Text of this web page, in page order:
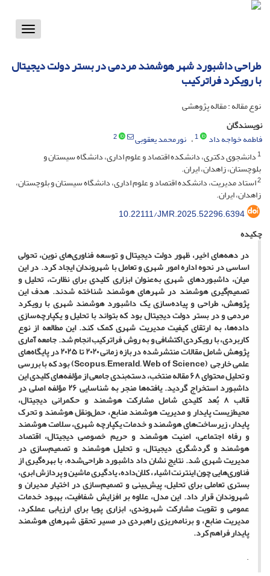
Toggle
طراحی داشبورد شهر هوشمند مردمی در بستر دولت دیجیتال
با رویکرد فراترکیب
نوع مقاله : مقاله پژوهشی
نویسندگان
فاطمه خواجه داد
1 نورمحمد یعقوبی
2
1دانشجوی دکتری، دانشکده اقتصاد و علوم اداری، دانشگاه سیستان و
بلوچستان، زاهدان، ایران.
2استاد مدیریت، دانشکده اقتصاد و علوم اداری، دانشگاه سیستان و بلوچستان،
زاهدان، ایران.
10.22111/JMR.2025.52296.6394
چکیده
در دهه‌های اخیر، ظهور دولت دیجیتال و توسعه فناوری‌های نوین، تحولی
اساسی در نحوه اداره امور شهری و تعامل با شهروندان ایجاد کرد. در این
میان، داشبوردهای شهری به‌عنوان ابزاری کلیدی برای نظارت، تحلیل و
تصمیم‌گیری هوشمند در شهرهای هوشمند شناخته شدند. هدف این
پژوهش، طراحی و پیاده‌سازی یک داشبورد هوشمند شهری با رویکرد
مردمی و در بستر دولت دیجیتال بود که بتواند با تحلیل و یکپارچه‌سازی
داده‌ها، به ارتقای کیفیت مدیریت شهری کمک کند. این مطالعه از نوع
کاربردی، با رویکردی اکتشافی و به روش فراترکیب انجام شد. جامعه آماری
پژوهش شامل مقالات منتشرشده در بازه زمانی۲۰۲۰تا۲۰۲۵در پایگاه‌های
علمی خارجی(Scopus, Emerald, Web of Science) بود که با بررسی
و تحلیل محتوای۶۸مقاله منتخب، دسته‌بندی جامعی از مؤلفه‌های کلیدی این
داشبورد استخراج گردید. یافته‌ها منجر به شناسایی۲۶مؤلفه اصلی در
قالب۸ بُعد کلیدی شامل مشارکت هوشمند و حکمرانی دیجیتال،
محیط‌زیست پایدار و مدیریت هوشمند منابع، حمل‌ونقل هوشمند و تحرک
پایدار، زیرساخت‌های هوشمند و خدمات یکپارچه شهری، سلامت هوشمند
و رفاه اجتماعی، امنیت هوشمند و حریم خصوصی دیجیتال، اقتصاد
هوشمند و گردشگری دیجیتال، و تحلیل هوشمند و تصمیم‌سازی در
مدیریت شهری شد. نتایج نشان داد داشبورد طراحی‌شده، با بهره‌گیری از
فناوری‌هایی چون اینترنت اشیاء، کلان‌داده، یادگیری ماشین و پردازش ابری،
بستری تعاملی برای تحلیل، پیش‌بینی و تصمیم‌سازی در اختیار مدیران و
شهروندان قرار داد. این مدل، علاوه بر افزایش شفافیت، بهبود خدمات
عمومی و تقویت مشارکت شهروندی، ابزاری پویا برای ارزیابی عملکرد،
مدیریت منابع، و برنامه‌ریزی راهبردی در مسیر تحقق شهرهای هوشمند
پایدار فراهم کرد.
.